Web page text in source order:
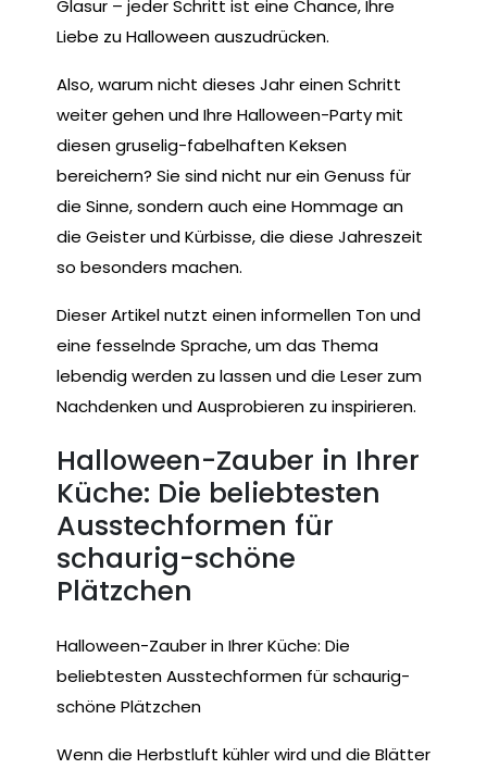
Glasur – jeder Schritt ist eine Chance, Ihre
Liebe zu Halloween auszudrücken.
Also, warum nicht dieses Jahr einen Schritt
weiter gehen und Ihre Halloween-Party mit
diesen gruselig-fabelhaften Keksen
bereichern? Sie sind nicht nur ein Genuss für
die Sinne, sondern auch eine Hommage an
die Geister und Kürbisse, die diese Jahreszeit
so besonders machen.
Dieser Artikel nutzt einen informellen Ton und
eine fesselnde Sprache, um das Thema
lebendig werden zu lassen und die Leser zum
Nachdenken und Ausprobieren zu inspirieren.
Halloween-Zauber in Ihrer
Küche: Die beliebtesten
Ausstechformen für
schaurig-schöne
Plätzchen
Halloween-Zauber in Ihrer Küche: Die
beliebtesten Ausstechformen für schaurig-
schöne Plätzchen
Wenn die Herbstluft kühler wird und die Blätter